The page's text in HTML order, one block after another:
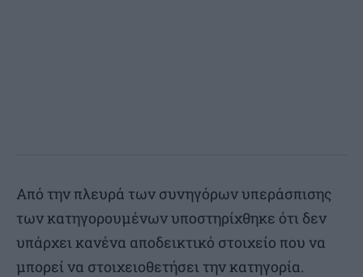
Από την πλευρά των συνηγόρων υπεράσπισης
των κατηγορουμένων υποστηρίχθηκε ότι δεν
υπάρχει κανένα αποδεικτικό στοιχείο που να
μπορεί να στοιχειοθετήσει την κατηγορία.